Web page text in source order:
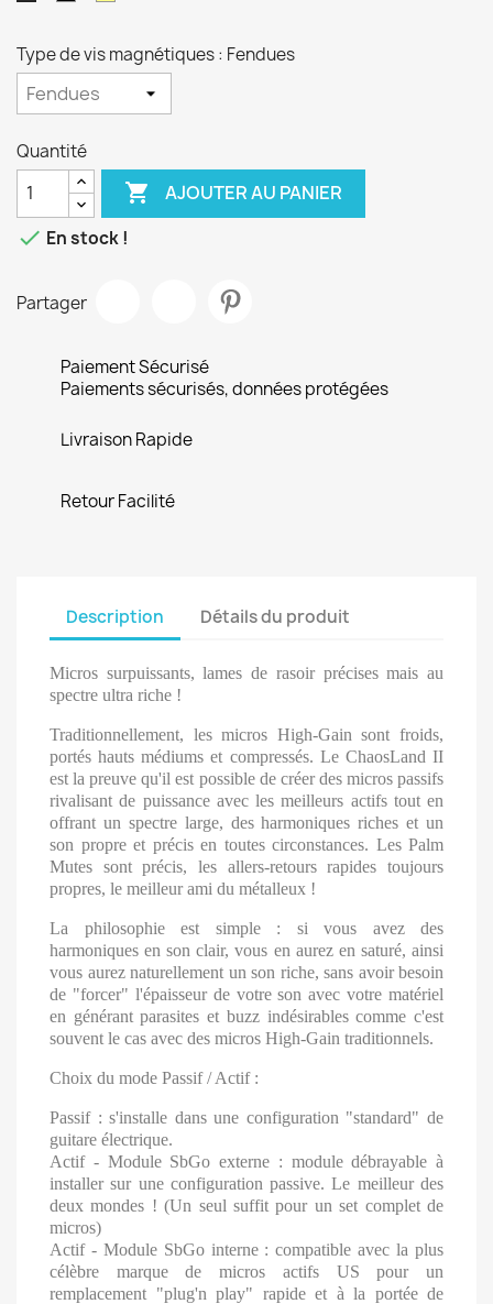
Type de vis magnétiques : Fendues
Quantité
 AJOUTER AU PANIER
 En stock !
Partager
Paiement Sécurisé
Paiements sécurisés, données protégées
Livraison Rapide
Retour Facilité
Description Détails du produit
Micros surpuissants, lames de rasoir précises mais au
spectre ultra riche !
Traditionnellement, les micros High-Gain sont froids,
portés hauts médiums et compressés. Le ChaosLand II
est la preuve qu'il est possible de créer des micros passifs
rivalisant de puissance avec les meilleurs actifs tout en
offrant un spectre large, des harmoniques riches et un
son propre et précis en toutes circonstances. Les Palm
Mutes sont précis, les allers-retours rapides toujours
propres, le meilleur ami du métalleux !
La philosophie est simple : si vous avez des
harmoniques en son clair, vous en aurez en saturé, ainsi
vous aurez naturellement un son riche, sans avoir besoin
de "forcer" l'épaisseur de votre son avec votre matériel
en générant parasites et buzz indésirables comme c'est
souvent le cas avec des micros High-Gain traditionnels.
Choix du mode Passif / Actif :
Passif : s'installe dans une configuration "standard" de
guitare électrique.
Actif - Module SbGo externe : module débrayable à
installer sur une configuration passive. Le meilleur des
deux mondes ! (Un seul suffit pour un set complet de
micros)
Actif - Module SbGo interne : compatible avec la plus
célèbre marque de micros actifs US pour un
remplacement "plug'n play" rapide et à la portée de